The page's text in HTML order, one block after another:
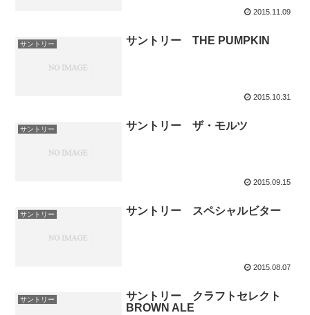
2015.11.09
サントリー サントリー THE PUMPKIN
2015.10.31
サントリー サントリー ザ・モルツ
2015.09.15
サントリー サントリー スペシャルビター
2015.08.07
サントリー
サントリー クラフトセレクト
BROWN ALE